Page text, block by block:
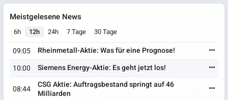
Meistgelesene News
6h 12h 24h 7 Tage 30 Tage
09:05
Rheinmetall-Aktie: Was für eine Prognose!
10:00
Siemens Energy-Aktie: Es geht jetzt los!
08:44
CSG Aktie: Auftragsbestand springt auf 46
Milliarden